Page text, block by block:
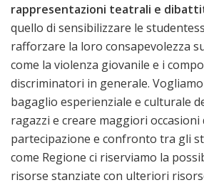
rappresentazioni teatrali e
quello di sensibilizzare le
rafforzare la loro consapevolezza
come la violenza giovanile e i
discriminatori in generale.
bagaglio esperienziale e culturale
ragazzi e creare maggiori occasioni
partecipazione e confronto tra gli
come Regione ci riserviamo la
risorse stanziate con ulteriori